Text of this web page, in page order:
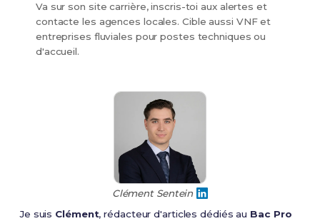
Va sur son site carrière, inscris-toi aux alertes et
contacte les agences locales. Cible aussi VNF et
entreprises fluviales pour postes techniques ou
d'accueil.
Clément Sentein
Je suis Clément, rédacteur d'articles dédiés au Bac Pro